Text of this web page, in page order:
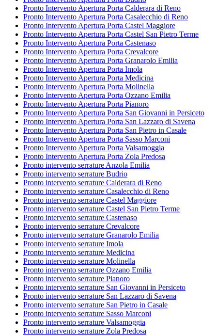
Pronto Intervento Apertura Porta Calderara di Reno
Pronto Intervento Apertura Porta Casalecchio di Reno
Pronto Intervento Apertura Porta Castel Maggiore
Pronto Intervento Apertura Porta Castel San Pietro Terme
Pronto Intervento Apertura Porta Castenaso
Pronto Intervento Apertura Porta Crevalcore
Pronto Intervento Apertura Porta Granarolo Emilia
Pronto Intervento Apertura Porta Imola
Pronto Intervento Apertura Porta Medicina
Pronto Intervento Apertura Porta Molinella
Pronto Intervento Apertura Porta Ozzano Emilia
Pronto Intervento Apertura Porta Pianoro
Pronto Intervento Apertura Porta San Giovanni in Persiceto
Pronto Intervento Apertura Porta San Lazzaro di Savena
Pronto Intervento Apertura Porta San Pietro in Casale
Pronto Intervento Apertura Porta Sasso Marconi
Pronto Intervento Apertura Porta Valsamoggia
Pronto Intervento Apertura Porta Zola Predosa
Pronto intervento serrature Anzola Emilia
Pronto intervento serrature Budrio
Pronto intervento serrature Calderara di Reno
Pronto intervento serrature Casalecchio di Reno
Pronto intervento serrature Castel Maggiore
Pronto intervento serrature Castel San Pietro Terme
Pronto intervento serrature Castenaso
Pronto intervento serrature Crevalcore
Pronto intervento serrature Granarolo Emilia
Pronto intervento serrature Imola
Pronto intervento serrature Medicina
Pronto intervento serrature Molinella
Pronto intervento serrature Ozzano Emilia
Pronto intervento serrature Pianoro
Pronto intervento serrature San Giovanni in Persiceto
Pronto intervento serrature San Lazzaro di Savena
Pronto intervento serrature San Pietro in Casale
Pronto intervento serrature Sasso Marconi
Pronto intervento serrature Valsamoggia
Pronto intervento serrature Zola Predosa